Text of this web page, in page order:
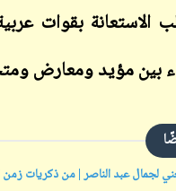
بقوات
بين مؤيد ومعارض
لجمال عبد الناصر | من ذكريات زمن